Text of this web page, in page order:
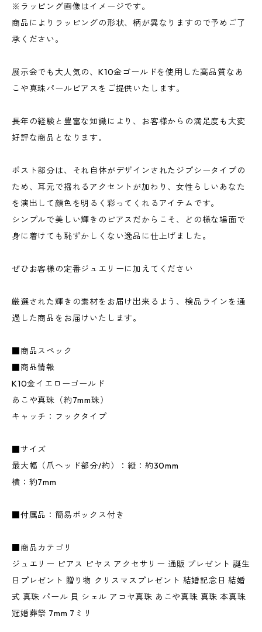
※ラッピング画像はイメージです。
商品によりラッピングの形状、柄が異なりますので予めご了
承ください。
展示会でも大人気の、K10金ゴールドを使用した高品質なあ
こや真珠パールピアスをご提供いたします。
長年の経験と豊富な知識により、お客様からの満足度も大変
好評な商品となります。
ポスト部分は、それ自体がデザインされたジプシータイプの
ため、耳元で揺れるアクセントが加わり、女性らしいあなた
を演出して顔色を明るく彩ってくれるアイテムです。
シンプルで美しい輝きのピアスだからこそ、どの様な場面で
身に着けても恥ずかしくない逸品に仕上げました。
ぜひお客様の定番ジュエリーに加えてください
厳選された輝きの素材をお届け出来るよう、検品ラインを通
過した商品をお届けいたします。
■商品スペック
■商品情報
K10金イエローゴールド
あこや真珠（約7mm珠）
キャッチ：フックタイプ
■サイズ
最大幅（爪ヘッド部分/約）：縦：約30mm
横：約7mm
■付属品：簡易ボックス付き
■商品カテゴリ
ジュエリー ピアス ピヤス アクセサリー 通販 プレゼント 誕生
日プレゼント 贈り物 クリスマスプレゼント 結婚記念日 結婚
式 真珠 パール 貝 シェル アコヤ真珠 あこや真珠 真珠 本真珠
冠婚葬祭 7mm 7ミリ